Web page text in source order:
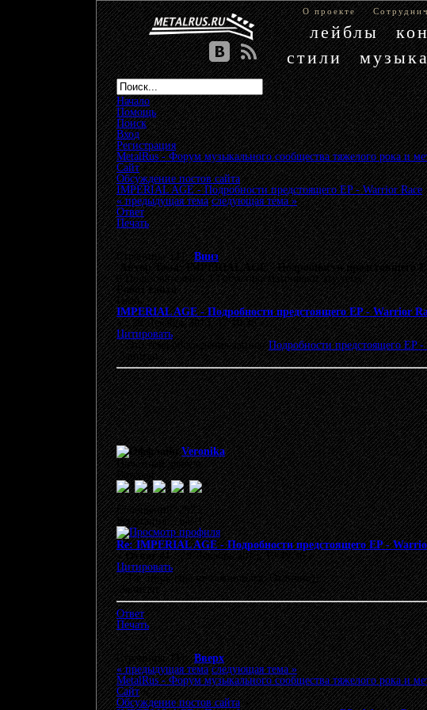
О проекте
лейблы
стили
Начало
Помощь
Поиск
Вход
Регистрация
MetalRus - Форум музыкального сообщества тяжелого рока и
Сайт»
Обсуждение постов сайта»
IMPERIAL AGE - Подробности предстоящего EP - Warrior Race
« предыдущая тема следующая тема »
Ответ
Печать
Страницы: [1]Вниз
АвторТема: IMPERIAL AGE - Подробности предстоящего
0 Пользователей и 1 Гость просматривают эту тему.
Робот сайта
Гость
IMPERIAL AGE - Подробности предстоящего EP - Warrior
«:29 Декабрь 2013, 17:10:38 »
Цитировать
Это тема обсуждения записиПодробности предстоящего EP
Записан
Veronika
Почетный деятель
Ветеран
Сообщений: 2923
Репутация: +64/-1
Re: IMPERIAL AGE - Подробности предстоящего EP -
«Ответ #1 :29 Декабрь 2013, 19:49:39 »
Цитировать
Т.е. цирк ещё не закончился. Отлично))
Записан
Ответ
Печать
Страницы: [1]Вверх
« предыдущая тема следующая тема »
MetalRus - Форум музыкального сообщества тяжелого рока и
Сайт»
Обсуждение постов сайта»